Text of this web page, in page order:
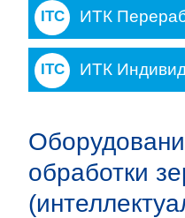
ИТК
ИТК
обработки